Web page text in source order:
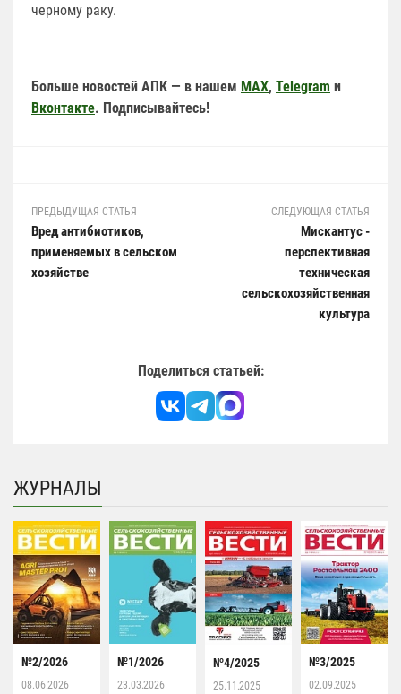
черному раку.
Больше новостей АПК — в нашем MAX, Telegram и
Вконтакте. Подписывайтесь!
ПРЕДЫДУЩАЯ СТАТЬЯ
Вред антибиотиков,
применяемых в сельском
хозяйстве
СЛЕДУЮЩАЯ СТАТЬЯ
Мискантус -
перспективная
техническая
сельскохозяйственная
культура
Поделиться статьей:
ЖУРНАЛЫ
№2/2026
08.06.2026
№1/2026
23.03.2026
№4/2025
25.11.2025
№3/2025
02.09.2025